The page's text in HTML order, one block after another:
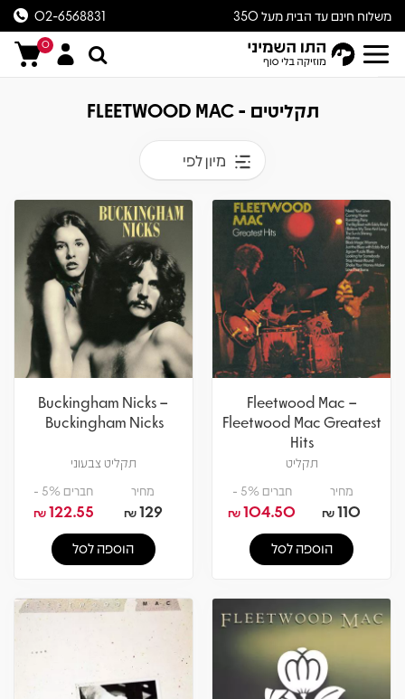
משלוח חינם עד הבית מעל 350
ש״ח
02-6568831
0
תקליטים - FLEETWOOD MAC
מיון לפי
Fleetwood Mac –
Fleetwood Mac Greatest
Hits
תקליט
מחיר
110
₪
חברים 5% -
104.50
₪
הוספה לסל
Buckingham Nicks –
Buckingham Nicks
תקליט צבעוני
מחיר
129
₪
חברים 5% -
122.55
₪
הוספה לסל